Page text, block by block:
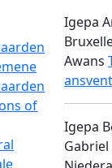
of
Igepa
Awans
Igepa
Gabriel